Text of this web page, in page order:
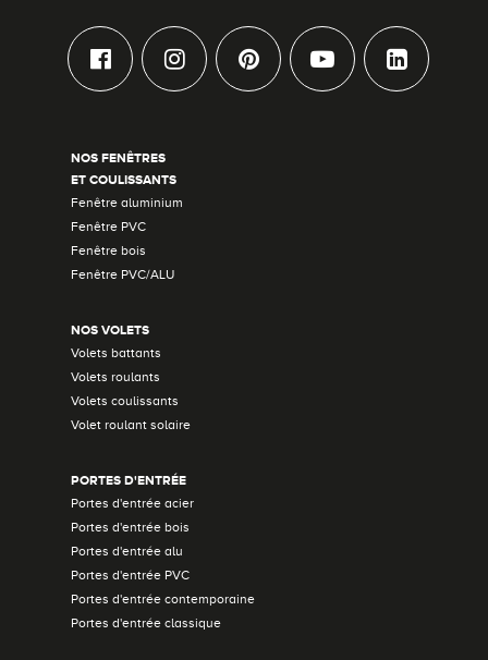
NOS FENÊTRES
ET COULISSANTS
Fenêtre aluminium
Fenêtre PVC
Fenêtre bois
Fenêtre PVC/ALU
NOS VOLETS
Volets battants
Volets roulants
Volets coulissants
Volet roulant solaire
PORTES D'ENTRÉE
Portes d'entrée acier
Portes d'entrée bois
Portes d'entrée alu
Portes d'entrée PVC
Portes d'entrée contemporaine
Portes d'entrée classique